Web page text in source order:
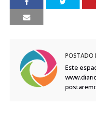
POSTADO
Este